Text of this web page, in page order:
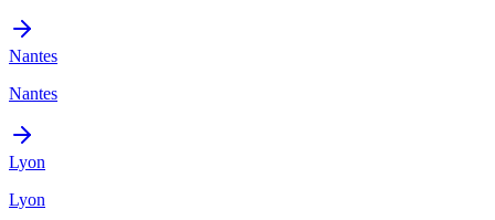
Nantes
Nantes
Lyon
Lyon